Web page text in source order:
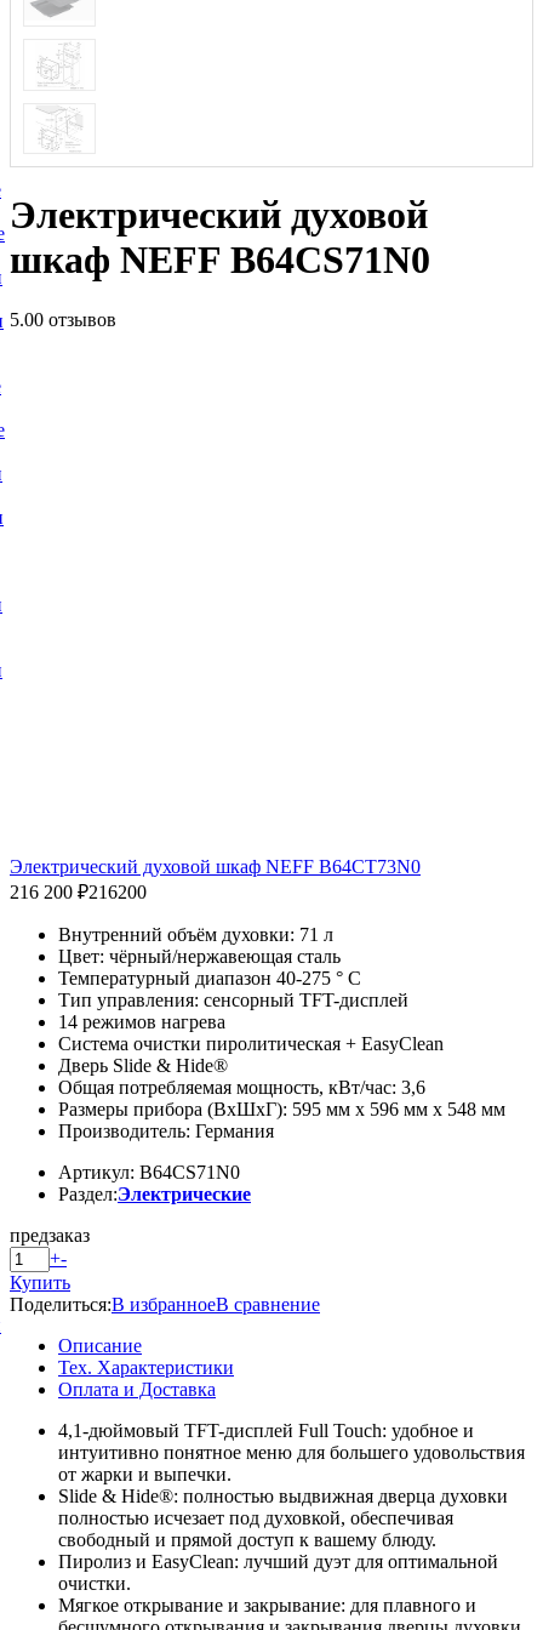
Электрический духовой
шкаф NEFF B64CS71N0
5.00 отзывов
Электрический духовой шкаф NEFF B64CT73N0
216 200 ₽216200
Внутренний объём духовки: 71 л
Цвет: чёрный/нержавеющая сталь
Температурный диапазон 40-275 ° C
Тип управления: сенсорный TFT-дисплей
14 режимов нагрева
Система очистки пиролитическая + EasyClean
Дверь Slide & Hide®
Общая потребляемая мощность, кВт/час: 3,6
Размеры прибора (ВxШxГ): 595 мм x 596 мм x 548 мм
Производитель: Германия
Артикул: B64CS71N0
Раздел:Электрические
предзаказ
+-
Купить
Поделиться:В избранноеВ сравнение
Описание
Тех. Характеристики
Оплата и Доставка
4,1-дюймовый TFT-дисплей Full Touch: удобное и
интуитивно понятное меню для большего удовольствия
от жарки и выпечки.
Slide & Hide®: полностью выдвижная дверца духовки
полностью исчезает под духовкой, обеспечивая
свободный и прямой доступ к вашему блюду.
Пиролиз и EasyClean: лучший дуэт для оптимальной
очистки.
Мягкое открывание и закрывание: для плавного и